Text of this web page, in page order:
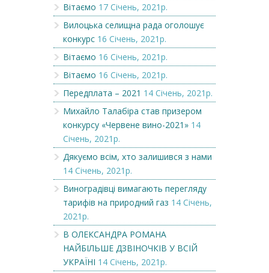
Вітаємо 17 Січень, 2021р.
Вилоцька селищна рада оголошує
конкурс 16 Січень, 2021р.
Вітаємо 16 Січень, 2021р.
Вітаємо 16 Січень, 2021р.
Передплата – 2021 14 Січень, 2021р.
Михайло Талабіра став призером
конкурсу «Червене вино-2021» 14
Січень, 2021р.
Дякуємо всім, хто залишився з нами
14 Січень, 2021р.
Виноградівці вимагають перегляду
тарифів на природний газ 14 Січень,
2021р.
В ОЛЕКСАНДРА РОМАНА
НАЙБІЛЬШЕ ДЗВІНОЧКІВ У ВСІЙ
УКРАЇНІ 14 Січень, 2021р.